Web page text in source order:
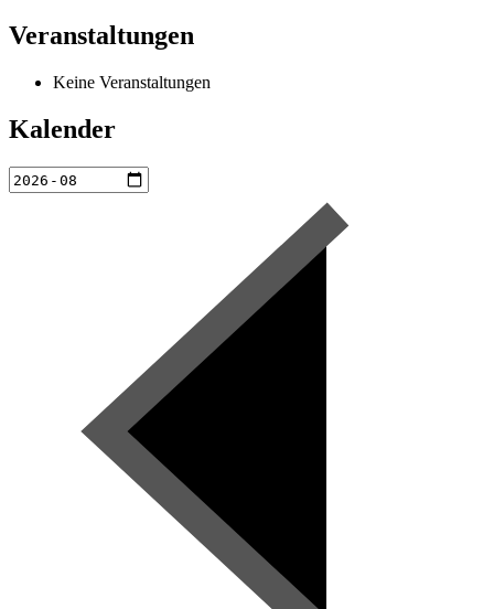
Veranstaltungen
Keine Veranstaltungen
Kalender